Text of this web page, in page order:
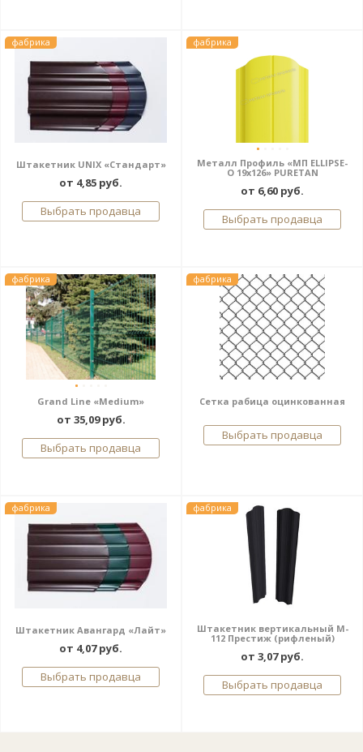
фабрика
Штакетник UNIX «Стандарт»
от 4,85 руб.
Выбрать продавца
фабрика
Металл Профиль «МП ELLIPSE-
O 19х126» PURETAN
от 6,60 руб.
Выбрать продавца
фабрика
Grand Line «Medium»
от 35,09 руб.
Выбрать продавца
фабрика
Сетка рабица оцинкованная
Выбрать продавца
фабрика
Штакетник Авангард «Лайт»
от 4,07 руб.
Выбрать продавца
фабрика
Штакетник вертикальный M-
112 Престиж (рифленый)
от 3,07 руб.
Выбрать продавца